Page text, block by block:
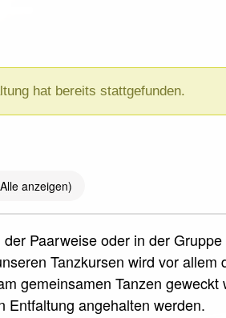
hat bereits stattgefunden.
anzeigen)
Paarweise oder in der
Tanzkursen wird vor
gemeinsamen Tanzen
Entfaltung angehalten werden.